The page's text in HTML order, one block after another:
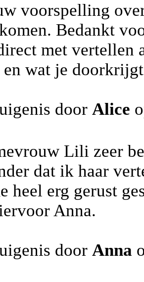
voorspelling
Bedankt
met vertellen
en wat je
door Alice
Lili zeer
dat ik haar
heel erg gerust
Anna.
door Anna